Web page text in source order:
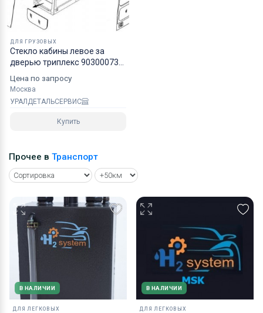
ДЛЯ ГРУЗОВЫХ
Стекло кабины левое за
дверью триплекс 90300073A
Цена по запросу
Москва
УРАЛДЕТАЛЬСЕРВИС
Купить
Прочее в Транспорт
В НАЛИЧИИ
ДЛЯ ЛЕГКОВЫХ
В НАЛИЧИИ
ДЛЯ ЛЕГКОВЫХ